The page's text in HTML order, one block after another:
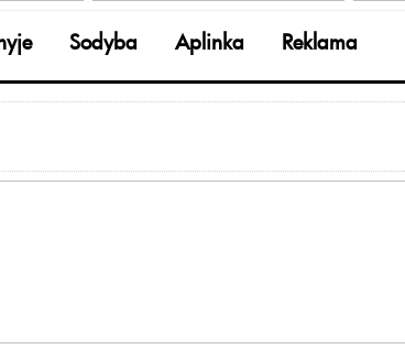
Sodyba Aplinka Reklama